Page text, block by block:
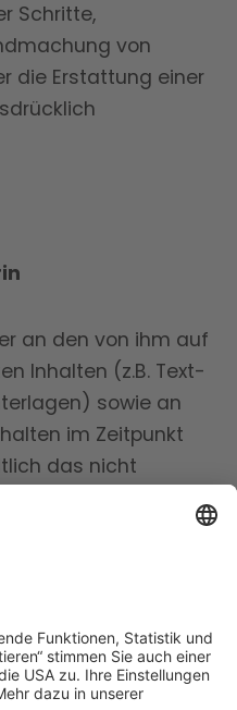
Schritte,
von
die Erstattung einer
an den von ihm auf
Inhalten (z.B. Text-
sowie an
im Zeitpunkt
das nicht
und inhaltlich
Recht zur
Das Recht
solche